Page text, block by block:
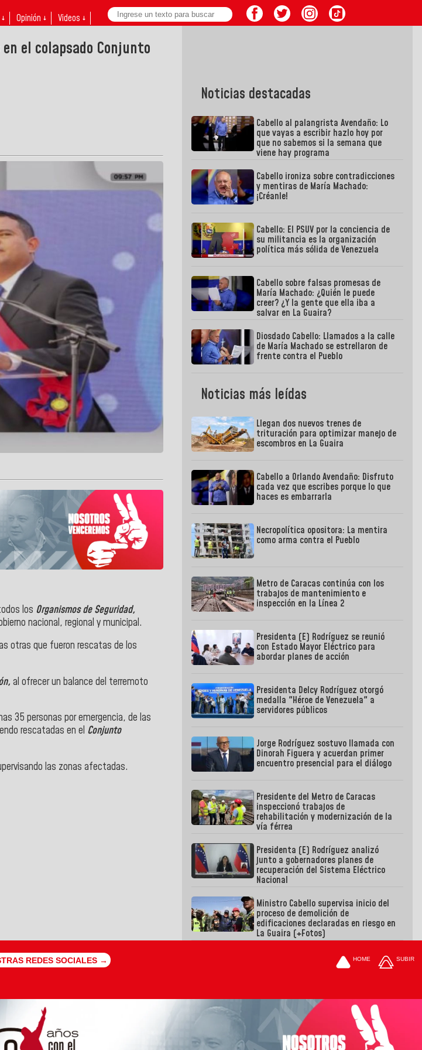
Opinión ↓ Videos ↓
el colapsado Conjunto
los Organismos de Seguridad,
nacional, regional y municipal.
otras que fueron rescatas de los
al ofrecer un balance del terremoto
35 personas por emergencia, de las
rescatadas en el Conjunto
las zonas afectadas.
Noticias destacadas
Cabello al palangrista Avendaño: Lo
que vayas a escribir hazlo hoy por
que no sabemos si la semana que
viene hay programa
Cabello ironiza sobre contradicciones
y mentiras de María Machado:
¡Créanle!
Cabello: El PSUV por la conciencia de
su militancia es la organización
política más sólida de Venezuela
Cabello sobre falsas promesas de
María Machado: ¿Quién le puede
creer? ¿Y la gente que ella iba a
salvar en La Guaira?
Diosdado Cabello: Llamados a la calle
de María Machado se estrellaron de
frente contra el Pueblo
Noticias más leídas
Llegan dos nuevos trenes de
trituración para optimizar manejo de
escombros en La Guaira
Cabello a Orlando Avendaño: Disfruto
cada vez que escribes porque lo que
haces es embarrarla
Necropolítica opositora: La mentira
como arma contra el Pueblo
Metro de Caracas continúa con los
trabajos de mantenimiento e
inspección en la Línea 2
Presidenta (E) Rodríguez se reunió
con Estado Mayor Eléctrico para
abordar planes de acción
Presidenta Delcy Rodríguez otorgó
medalla "Héroe de Venezuela" a
servidores públicos
Jorge Rodríguez sostuvo llamada con
Dinorah Figuera y acuerdan primer
encuentro presencial para el diálogo
Presidente del Metro de Caracas
inspeccionó trabajos de
rehabilitación y modernización de la
vía férrea
Presidenta (E) Rodríguez analizó
junto a gobernadores planes de
recuperación del Sistema Eléctrico
Nacional
Ministro Cabello supervisa inicio del
proceso de demolición de
edificaciones declaradas en riesgo en
La Guaira (+Fotos)
REDES SOCIALES → HOME SUBIR